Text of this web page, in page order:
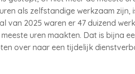
als zelfstandige werkzaam zijn,
2025 waren er 47 duizend
uren maakten. Dat is bijna
over naar een tijdelijk